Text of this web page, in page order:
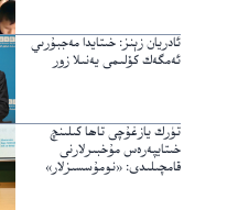
ئادريان زېنز: خىتايدا مەجبۇرىي
ئەمگەك كۆلىمى يەنىلا زور
تۈرك يازغۇچى تاھا كىلىنچ
خىتايپەرەس مۇخبىرلارنى
قامچىلىدى: «نومۇسسىزلار»